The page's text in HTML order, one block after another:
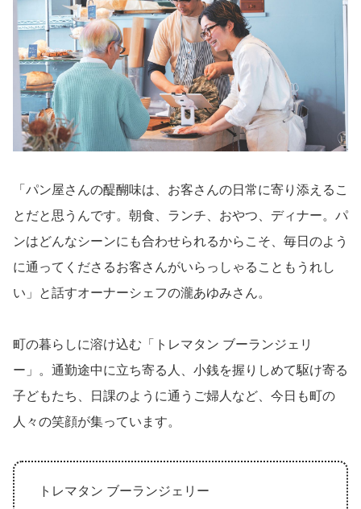
「パン屋さんの醍醐味は、お客さんの日常に寄り添えるこ
とだと思うんです。朝食、ランチ、おやつ、ディナー。パ
ンはどんなシーンにも合わせられるからこそ、毎日のよう
に通ってくださるお客さんがいらっしゃることもうれし
い」と話すオーナーシェフの瀧あゆみさん。
町の暮らしに溶け込む「トレマタン ブーランジェリ
ー」。通勤途中に立ち寄る人、小銭を握りしめて駆け寄る
子どもたち、日課のように通うご婦人など、今日も町の
人々の笑顔が集っています。
トレマタン ブーランジェリー